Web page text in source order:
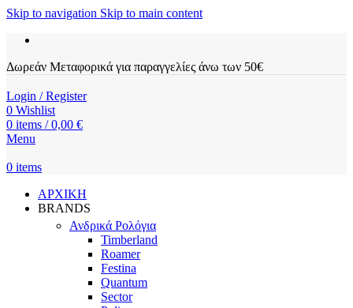
Skip to navigation Skip to main content
Δωρεάν Μεταφορικά για παραγγελίες άνω των 50€
Login / Register
0 Wishlist
0 items / 0,00 €
Menu
0 items
ΑΡΧΙΚΗ
BRANDS
Ανδρικά Ρολόγια
Timberland
Roamer
Festina
Quantum
Sector